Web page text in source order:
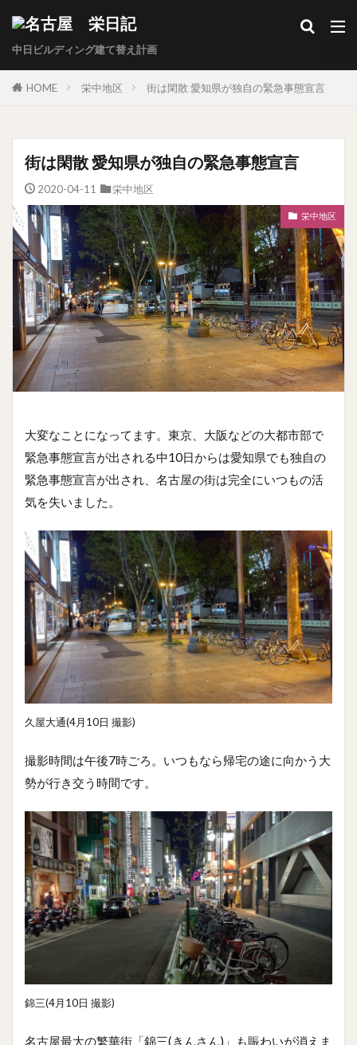
中日ビルディング建て替え計画
HOME 栄中地区 街は閑散 愛知県が独自の緊急事態宣言
街は閑散 愛知県が独自の緊急事態宣言
2020-04-11 栄中地区
栄中地区
大変なことになってます。東京、大阪などの大都市部で
緊急事態宣言が出される中10日からは愛知県でも独自の
緊急事態宣言が出され、名古屋の街は完全にいつもの活
気を失いました。
久屋大通(4月10日 撮影)
撮影時間は午後7時ごろ。いつもなら帰宅の途に向かう大
勢が行き交う時間です。
錦三(4月10日 撮影)
名古屋最大の繁華街「錦三(きんさん)」も賑わいが消えま